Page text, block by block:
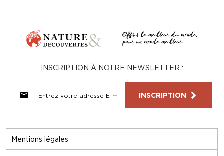
Mentions légales
INSCRIPTION À NOTRE NEWSLETTER :
INSCRIPTION